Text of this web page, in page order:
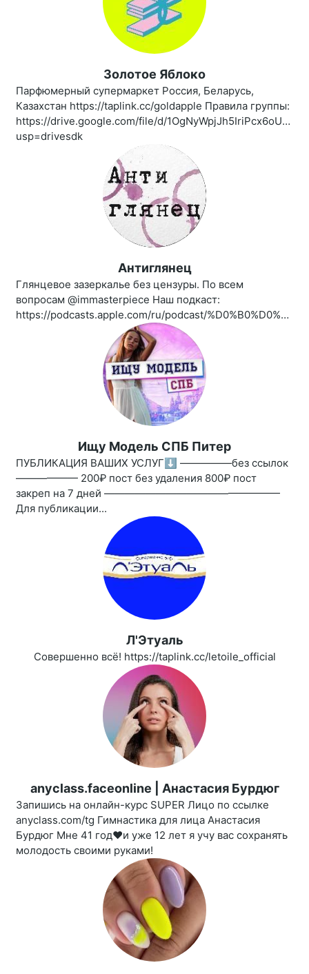
Золотое Яблоко
Парфюмерный супермаркет Россия, Беларусь,
Казахстан https://taplink.cc/goldapple Правила группы:
https://drive.google.com/file/d/
usp=drivesdk
Антиглянец
Глянцевое зазеркалье без цензуры. По всем
вопросам @immasterpiece Наш подкаст:
https://podcasts.apple.com/ru/podcast/%D0%B0%D0%BD%D1%82%D0%B8%D0%B3%D0%BB%D1%8F%D0%BD%D0%B5%D1%86/id1461850339
Ищу Модель СПБ Питер
ПУБЛИКАЦИЯ ВАШИХ УСЛУГ⬇️ —————без ссылок
—————— 200₽ пост без удаления 800₽ пост
закреп на 7 дней —————————————————
Для публикации...
Л'Этуаль
Совершенно всё! https://taplink.cc/letoile_official
anyclass.faceonline | Анастасия Бурдюг
Запишись на онлайн-курс SUPER Лицо по ссылке
anyclass.com/tg Гимнастика для лица Анастасия
Бурдюг Мне 41 год❤️и уже 12 лет я учу вас сохранять
молодость своими руками!